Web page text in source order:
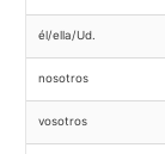
él/ella/Ud.
nosotros
vosotros